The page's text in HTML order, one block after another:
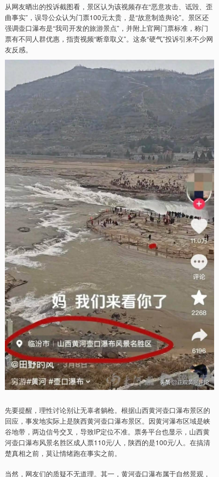
从网友晒出的投诉截图看，景区认为该视频存在“恶意攻击、诋毁、歪
曲事实”，误导公众认为门票100元太贵，是“故意制造舆论”。景区还
强调壶口瀑布是“我司开发的旅游景点”，并附上官网门票标准，称门
票有不同人群优惠，指责视频“断章取义”。这条“硬气”投诉引来不少网
友反感。
先要提醒，理性讨论别让无辜者躺枪。根据山西黄河壶口瀑布景区的
回应，事发地实际上是陕西黄河壶口瀑布景区。因黄河瀑布区域是峡
谷地带，两边信号交叉，导致IP定位不准。票务平台也显示，山西黄
河壶口瀑布风景名胜区成人票110元/人，陕西的是100元/人。在搞清
楚真相之前，莫让情绪跑在事实之前。
当然，网友们的质疑不无道理。其一，黄河壶口瀑布属于自然景观，